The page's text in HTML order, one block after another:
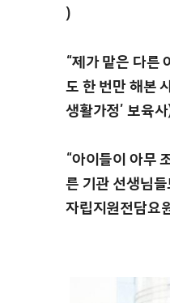
)
“제가 맡은 다른
도 한 번만 해본
생활가정’ 보육
“아이들이 아무
른 기관 선생님
자립지원전담요